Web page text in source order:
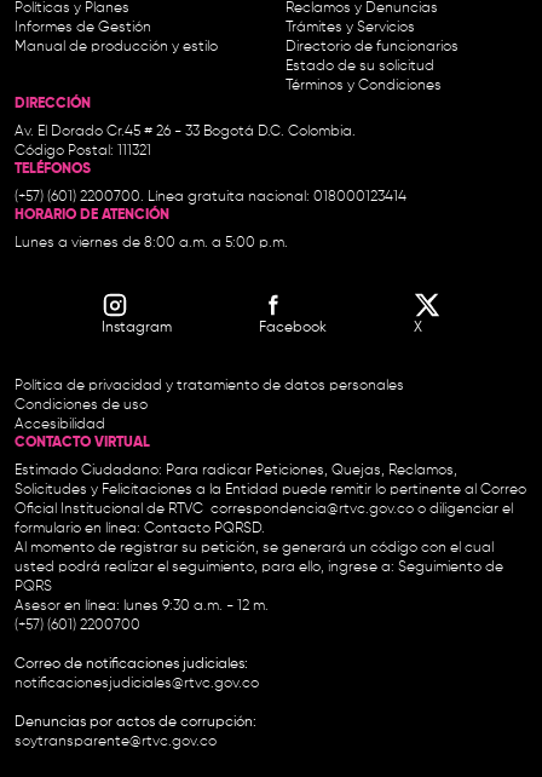
Políticas y Planes
Informes de Gestión
Manual de producción y estilo
Reclamos y Denuncias
Trámites y Servicios
Directorio de funcionarios
Estado de su solicitud
Términos y Condiciones
DIRECCIÓN
Av. El Dorado Cr.45 # 26 - 33 Bogotá D.C. Colombia.
Código Postal: 111321
TELÉFONOS
(+57) (601) 2200700. Línea gratuita nacional: 018000123414
HORARIO DE ATENCIÓN
Lunes a viernes de 8:00 a.m. a 5:00 p.m.
Instagram Facebook X
Política de privacidad y tratamiento de datos personales
Condiciones de uso
Accesibilidad
CONTACTO VIRTUAL
Estimado Ciudadano: Para radicar Peticiones, Quejas, Reclamos,
Solicitudes y Felicitaciones a la Entidad puede remitir lo pertinente al Correo
Oficial Institucional de RTVC correspondencia@rtvc.gov.co o diligenciar el
formulario en línea: Contacto PQRSD.
Al momento de registrar su petición, se generará un código con el cual
usted podrá realizar el seguimiento, para ello, ingrese a: Seguimiento de
PQRS
Asesor en línea: lunes 9:30 a.m. - 12 m.
(+57) (601) 2200700
Correo de notificaciones judiciales:
notificacionesjudiciales@rtvc.gov.co
Denuncias por actos de corrupción:
soytransparente@rtvc.gov.co